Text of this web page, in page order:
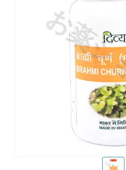
お薬